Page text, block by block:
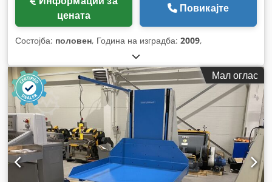
цената
Повикајте
Состојба: половен, Година на изградба: 2009,
Мал оглас